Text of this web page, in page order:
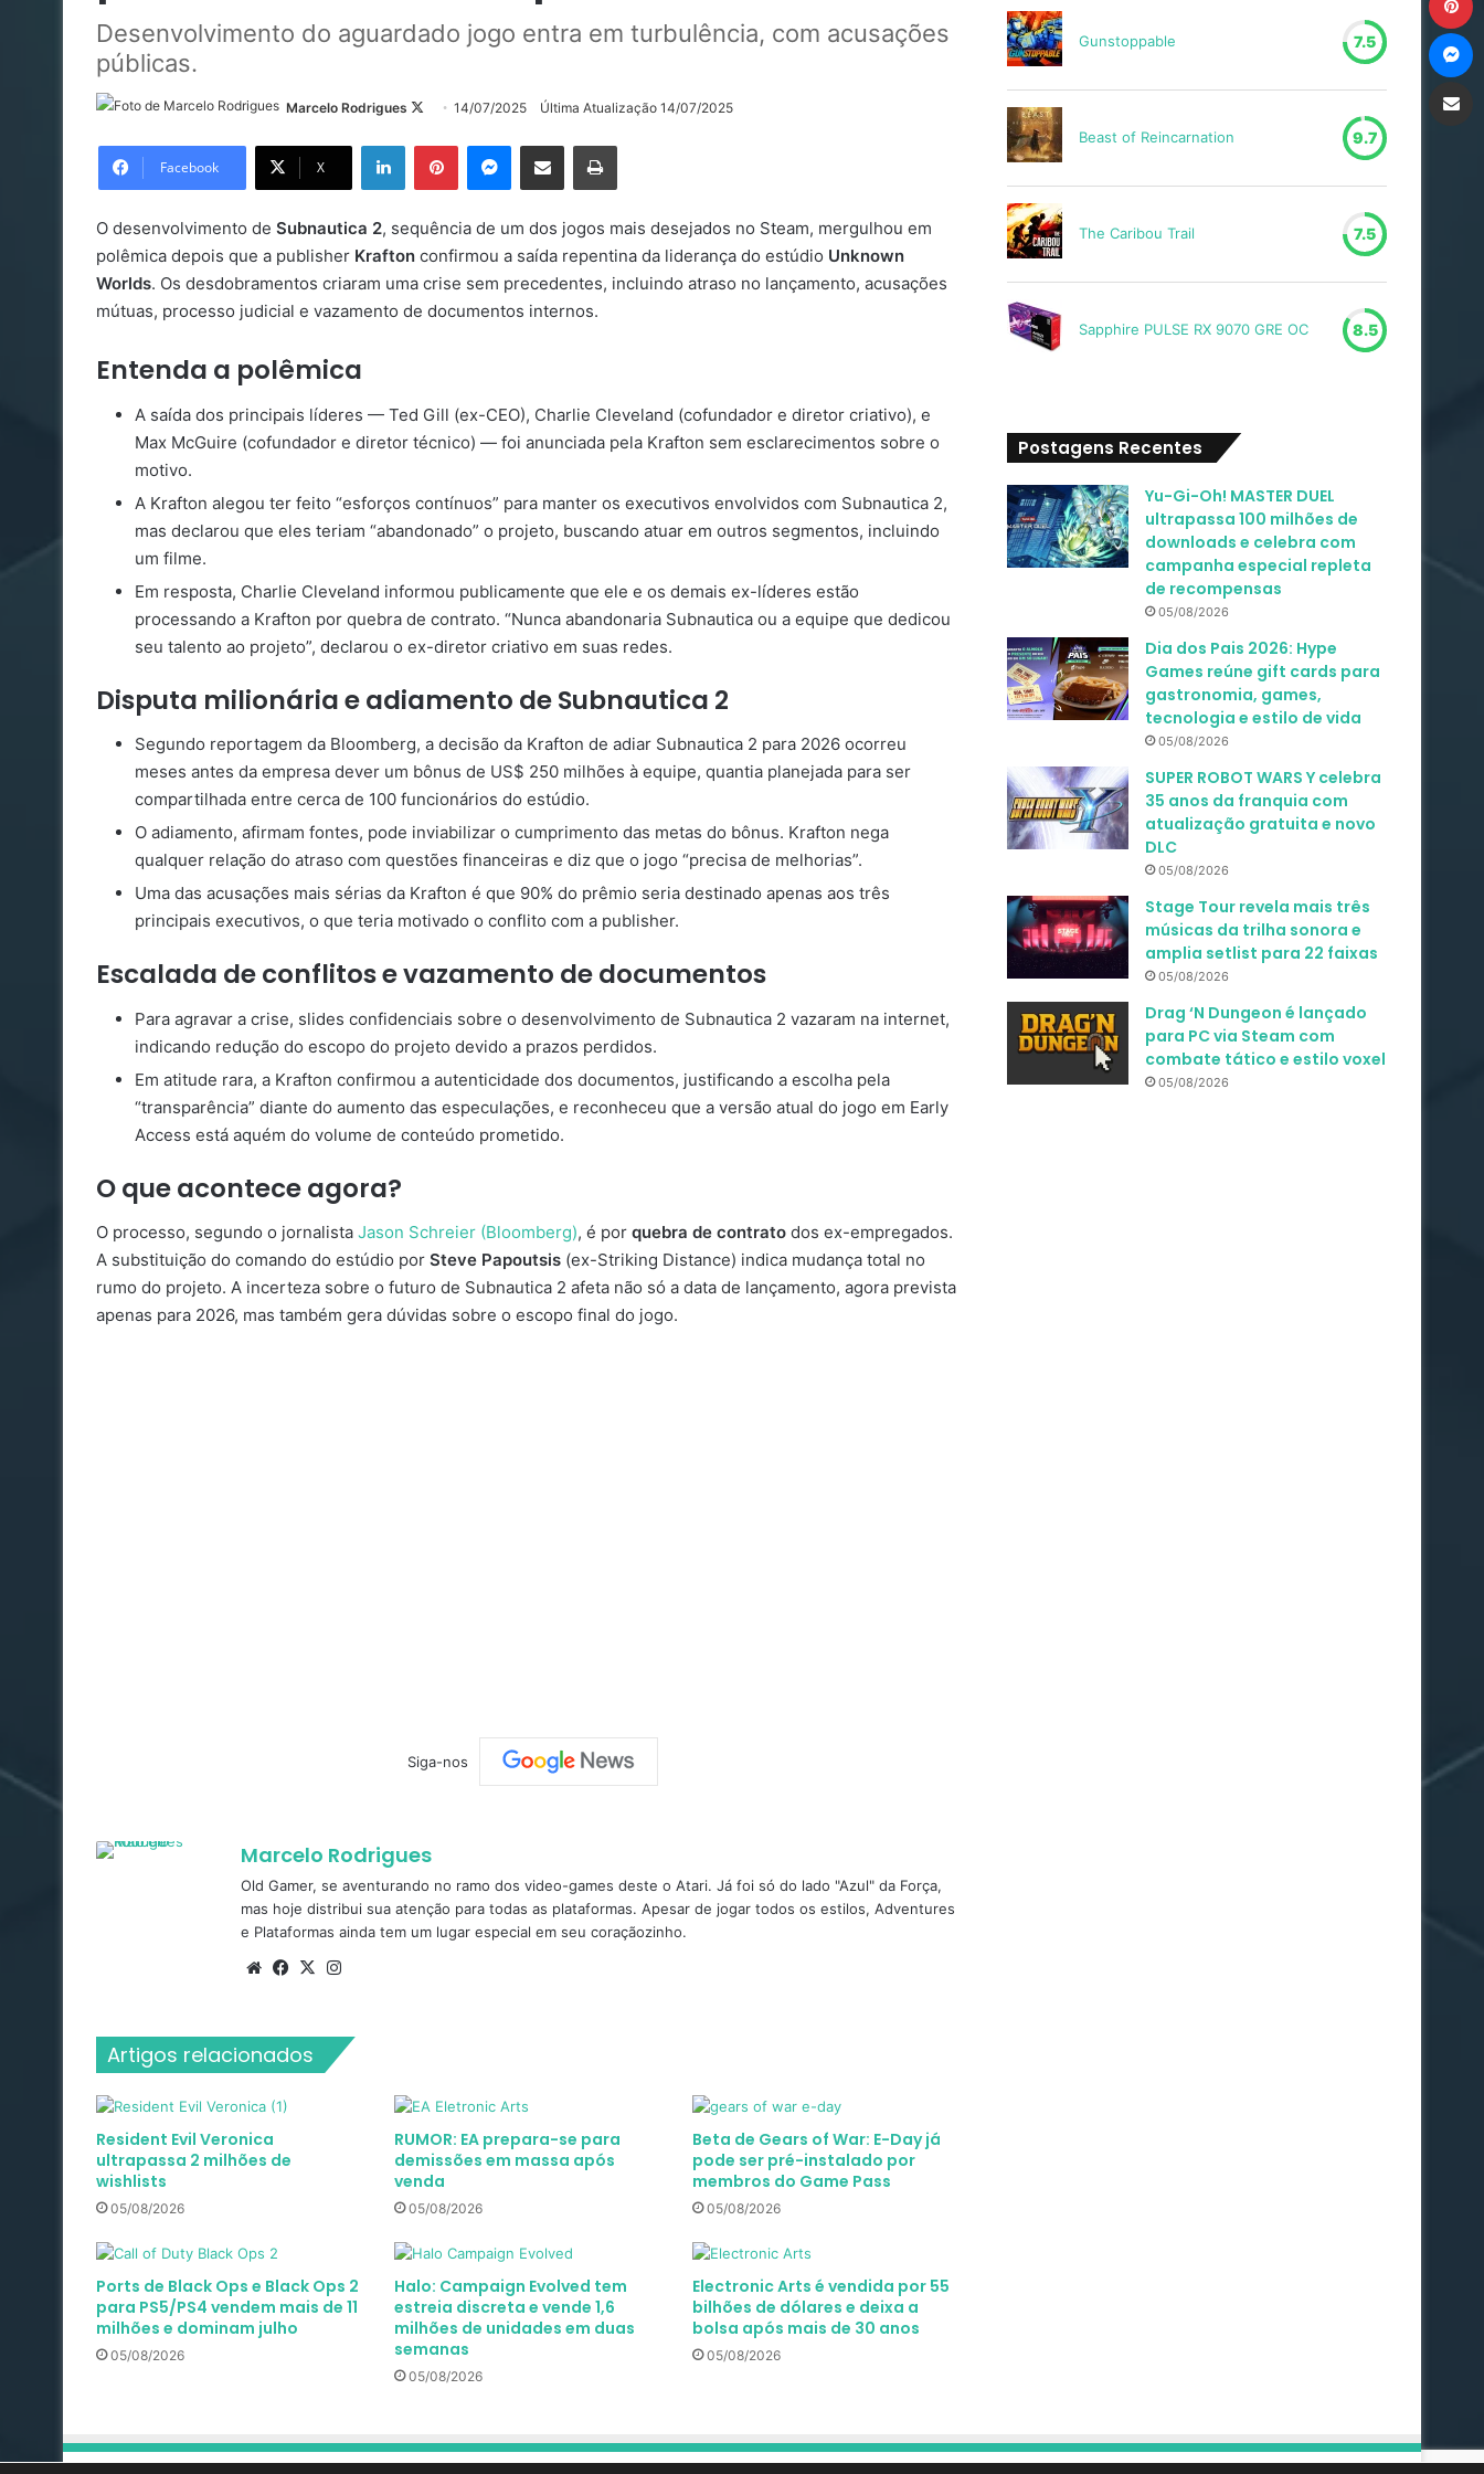
Desenvolvimento do aguardado jogo entra em turbulência, com acusações
públicas.
Marcelo Rodrigues
Follow
X
14/07/2025 Última Atualização 14/07/2025
Facebook X
LinkedinPinterestMessenger
Compartilhar via e-mail Imprimir
O desenvolvimento de Subnautica 2, sequência de um dos jogos mais desejados no Steam, mergulhou em
polêmica depois que a publisher Krafton confirmou a saída repentina da liderança do estúdio Unknown
Worlds. Os desdobramentos criaram uma crise sem precedentes, incluindo atraso no lançamento, acusações
mútuas, processo judicial e vazamento de documentos internos.
Entenda a polêmica
A saída dos principais líderes — Ted Gill (ex-CEO), Charlie Cleveland (cofundador e diretor criativo), e
Max McGuire (cofundador e diretor técnico) — foi anunciada pela Krafton sem esclarecimentos sobre o
motivo.
A Krafton alegou ter feito “esforços contínuos” para manter os executivos envolvidos com Subnautica 2,
mas declarou que eles teriam “abandonado” o projeto, buscando atuar em outros segmentos, incluindo
um filme.
Em resposta, Charlie Cleveland informou publicamente que ele e os demais ex-líderes estão
processando a Krafton por quebra de contrato. “Nunca abandonaria Subnautica ou a equipe que dedicou
seu talento ao projeto”, declarou o ex-diretor criativo em suas redes.
Disputa milionária e adiamento de Subnautica 2
Segundo reportagem da Bloomberg, a decisão da Krafton de adiar Subnautica 2 para 2026 ocorreu
meses antes da empresa dever um bônus de US$ 250 milhões à equipe, quantia planejada para ser
compartilhada entre cerca de 100 funcionários do estúdio.
O adiamento, afirmam fontes, pode inviabilizar o cumprimento das metas do bônus. Krafton nega
qualquer relação do atraso com questões financeiras e diz que o jogo “precisa de melhorias”.
Uma das acusações mais sérias da Krafton é que 90% do prêmio seria destinado apenas aos três
principais executivos, o que teria motivado o conflito com a publisher.
Escalada de conflitos e vazamento de documentos
Para agravar a crise, slides confidenciais sobre o desenvolvimento de Subnautica 2 vazaram na internet,
indicando redução do escopo do projeto devido a prazos perdidos.
Em atitude rara, a Krafton confirmou a autenticidade dos documentos, justificando a escolha pela
“transparência” diante do aumento das especulações, e reconheceu que a versão atual do jogo em Early
Access está aquém do volume de conteúdo prometido.
O que acontece agora?
O processo, segundo o jornalista Jason Schreier (Bloomberg), é por quebra de contrato dos ex-empregados.
A substituição do comando do estúdio por Steve Papoutsis (ex-Striking Distance) indica mudança total no
rumo do projeto. A incerteza sobre o futuro de Subnautica 2 afeta não só a data de lançamento, agora prevista
apenas para 2026, mas também gera dúvidas sobre o escopo final do jogo.
Siga-nos
Marcelo Rodrigues
Old Gamer, se aventurando no ramo dos video-games deste o Atari. Já foi só do lado "Azul" da Força,
mas hoje distribui sua atenção para todas as plataformas. Apesar de jogar todos os estilos, Adventures
e Plataformas ainda tem um lugar especial em seu coraçãozinho.
WebsiteFacebook
X
Artigos relacionados
Resident Evil Veronica
ultrapassa 2 milhões de
wishlists
05/08/2026
RUMOR: EA prepara-se para
demissões em massa após
venda
05/08/2026
Beta de Gears of War: E-Day já
pode ser pré-instalado por
membros do Game Pass
05/08/2026
Ports de Black Ops e Black Ops 2
para PS5/PS4 vendem mais de 11
milhões e dominam julho
05/08/2026
Halo: Campaign Evolved tem
estreia discreta e vende 1,6
milhões de unidades em duas
semanas
05/08/2026
Electronic Arts é vendida por 55
bilhões de dólares e deixa a
bolsa após mais de 30 anos
05/08/2026
Gunstoppable 7.5
Beast of Reincarnation 9.7
The Caribou Trail 7.5
Sapphire PULSE RX 9070 GRE OC 8.5
Postagens Recentes
Yu-Gi-Oh! MASTER DUEL
ultrapassa 100 milhões de
downloads e celebra com
campanha especial repleta
de recompensas
05/08/2026
Dia dos Pais 2026: Hype
Games reúne gift cards para
gastronomia, games,
tecnologia e estilo de vida
05/08/2026
SUPER ROBOT WARS Y celebra
35 anos da franquia com
atualização gratuita e novo
DLC
05/08/2026
Stage Tour revela mais três
músicas da trilha sonora e
amplia setlist para 22 faixas
05/08/2026
Drag ‘N Dungeon é lançado
para PC via Steam com
combate tático e estilo voxel
05/08/2026